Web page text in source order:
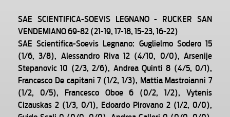
SAE SCIENTIFICA-SOEVIS LEGNANO - RUCKER SAN
VENDEMIANO 69-82 (21-19, 17-18, 15-23, 16-22)
SAE Scientifica-Soevis Legnano: Guglielmo Sodero 15
(1/6, 3/8), Alessandro Riva 12 (4/10, 0/0), Arsenije
Stepanovic 10 (2/3, 2/6), Andrea Quinti 8 (4/5, 0/1),
Francesco De capitani 7 (1/2, 1/3), Mattia Mastroianni 7
(1/2, 0/5), Francesco Oboe 6 (0/2, 1/2), Vytenis
Cizauskas 2 (1/3, 0/1), Edoardo Pirovano 2 (1/2, 0/0),